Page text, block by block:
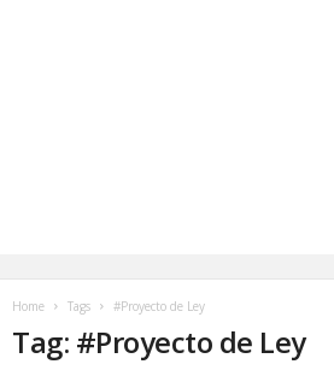
Home Tags #Proyecto de Ley
Tag: #Proyecto de Ley